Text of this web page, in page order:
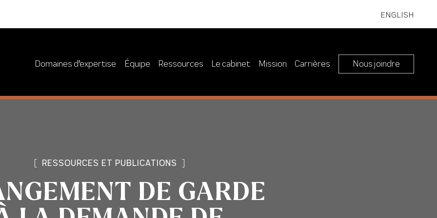
ENGLISH
Domaines d’expertise Équipe Ressources Le cabinet Mission Carrières Nous joindre
[ RESSOURCES ET PUBLICATIONS ]
DE GARDE